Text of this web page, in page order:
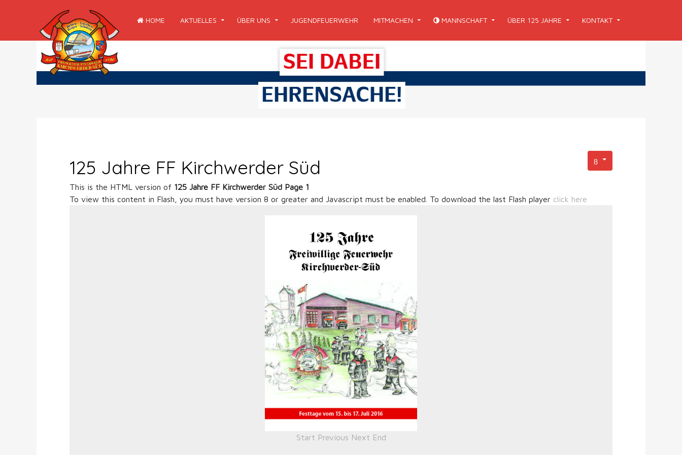
HOME AKTUELLES ÜBER UNS JUGENDFEUERWEHR MITMACHEN MANNSCHAFT ÜBER 125 JAHRE KONTAKT
125 Jahre FF Kirchwerder Süd
This is the HTML version of 125 Jahre FF Kirchwerder Süd Page 1
To view this content in Flash, you must have version 8 or greater and Javascript must be enabled. To download the last Flash player click here
Start Previous Next End